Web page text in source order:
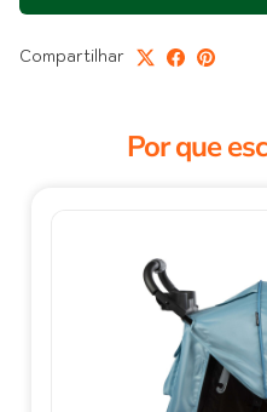
Compartilhar
Por que